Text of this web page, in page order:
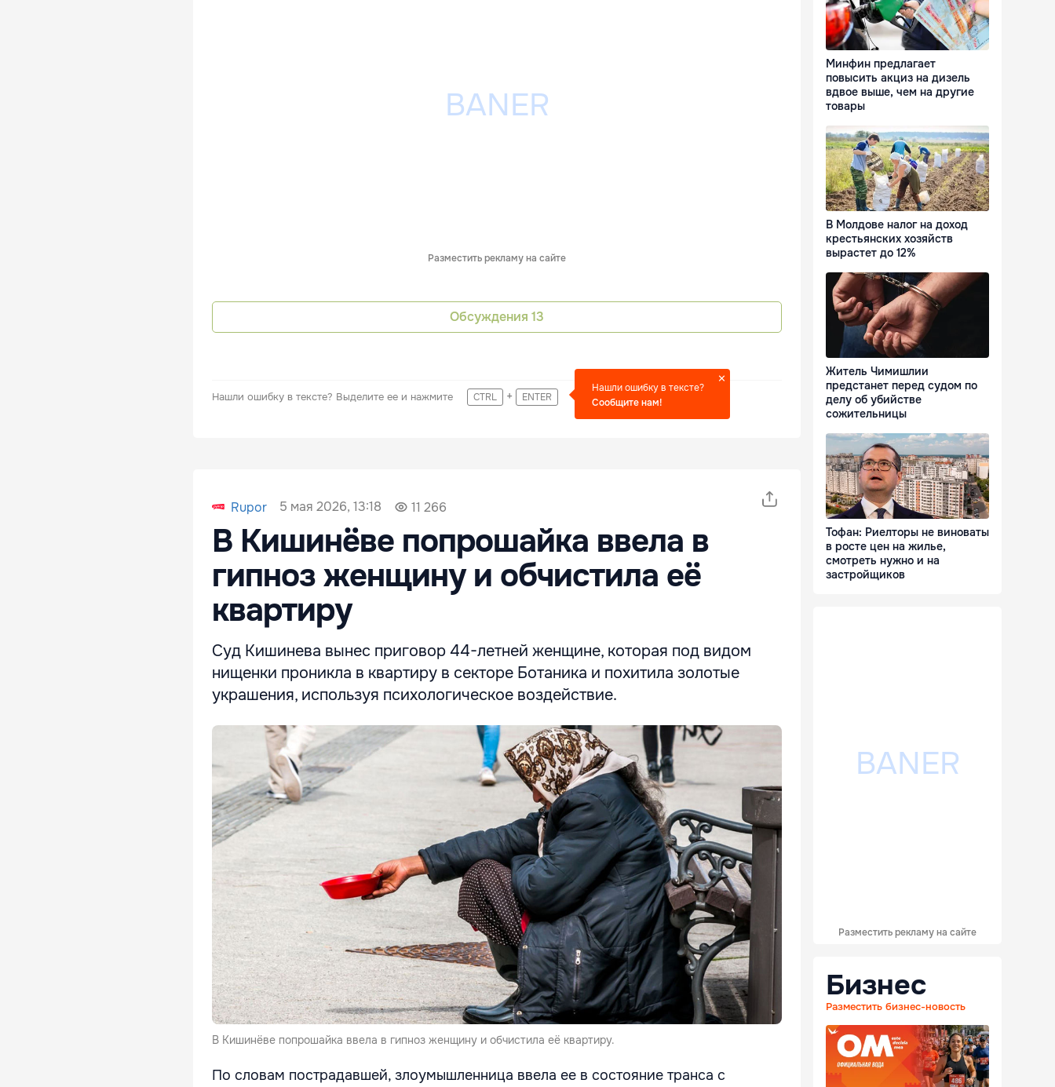
Разместить рекламу на сайте
Обсуждения 13
Нашли ошибку в тексте? Выделите ее и нажмите CTRL + ENTER
Нашли ошибку в тексте?
Сообщите нам!
Rupor 5 мая 2026, 13:18 11 266
В Кишинёве попрошайка ввела в
гипноз женщину и обчистила её
квартиру
Суд Кишинева вынес приговор 44-летней женщине, которая под видом
нищенки проникла в квартиру в секторе Ботаника и похитила золотые
украшения, используя психологическое воздействие.
В Кишинёве попрошайка ввела в гипноз женщину и обчистила её квартиру.
По словам пострадавшей, злоумышленница ввела ее в состояние транса с
Минфин предлагает
повысить акциз на дизель
вдвое выше, чем на другие
товары
В Молдове налог на доход
крестьянских хозяйств
вырастет до 12%
Житель Чимишлии
предстанет перед судом по
делу об убийстве
сожительницы
Тофан: Риелторы не виноваты
в росте цен на жилье,
смотреть нужно и на
застройщиков
Разместить рекламу на сайте
Бизнес
Разместить бизнес-новость